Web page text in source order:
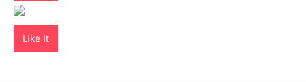
Like It